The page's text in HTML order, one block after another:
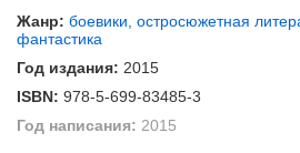
Жанр: боевики, остросюжетная
фантастика
Год издания: 2015
ISBN: 978-5-699-83485-3
Год написания: 2015